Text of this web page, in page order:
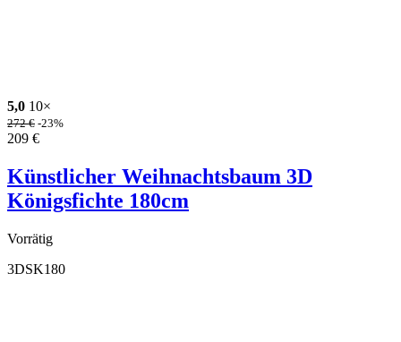
5,0 10×
272€ -23%
209 €
Künstlicher Weihnachtsbaum 3D
Königsfichte 180cm
Vorrätig
3DSK180